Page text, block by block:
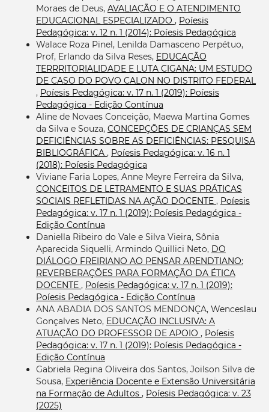
Moraes de Deus, AVALIAÇÃO E O ATENDIMENTO
EDUCACIONAL ESPECIALIZADO , Poíesis
Pedagógica: v. 12 n. 1 (2014): Poíesis Pedagógica
Walace Roza Pinel, Lenilda Damasceno Perpétuo,
Prof, Erlando da Silva Reses, EDUCAÇÃO
TERRRITORIALIDADE E LUTA CIGANA: UM ESTUDO
DE CASO DO POVO CALON NO DISTRITO FEDERAL
, Poíesis Pedagógica: v. 17 n. 1 (2019): Poíesis
Pedagógica - Edição Contínua
Aline de Novaes Conceição, Maewa Martina Gomes
da Silva e Souza, CONCEPÇÕES DE CRIANÇAS SEM
DEFICIÊNCIAS SOBRE AS DEFICIÊNCIAS: PESQUISA
BIBLIOGRÁFICA , Poíesis Pedagógica: v. 16 n. 1
(2018): Poíesis Pedagógica
Viviane Faria Lopes, Anne Meyre Ferreira da Silva,
CONCEITOS DE LETRAMENTO E SUAS PRÁTICAS
SOCIAIS REFLETIDAS NA AÇÃO DOCENTE , Poíesis
Pedagógica: v. 17 n. 1 (2019): Poíesis Pedagógica -
Edição Contínua
Daniella Ribeiro do Vale e Silva Vieira, Sônia
Aparecida Siquelli, Armindo Quillici Neto, DO
DIÁLOGO FREIRIANO AO PENSAR ARENDTIANO:
REVERBERAÇÕES PARA FORMAÇÃO DA ÉTICA
DOCENTE , Poíesis Pedagógica: v. 17 n. 1 (2019):
Poíesis Pedagógica - Edição Contínua
ANA ABADIA DOS SANTOS MENDONÇA, Wenceslau
Gonçalves Neto, EDUCAÇÃO INCLUSIVA: A
ATUAÇÃO DO PROFESSOR DE APOIO , Poíesis
Pedagógica: v. 17 n. 1 (2019): Poíesis Pedagógica -
Edição Contínua
Gabriela Regina Oliveira dos Santos, Joilson Silva de
Sousa, Experiência Docente e Extensão Universitária
na Formação de Adultos , Poíesis Pedagógica: v. 23
(2025)